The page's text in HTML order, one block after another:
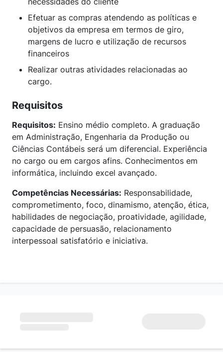
Efetuar as compras atendendo as políticas e
objetivos da empresa em termos de giro,
margens de lucro e utilização de recursos
financeiros
Realizar outras atividades relacionadas ao
cargo.
Requisitos
Requisitos: Ensino médio completo. A graduação
em Administração, Engenharia da Produção ou
Ciências Contábeis será um diferencial. Experiência
no cargo ou em cargos afins. Conhecimentos em
informática, incluindo excel avançado.
Competências Necessárias: Responsabilidade,
comprometimento, foco, dinamismo, atenção, ética,
habilidades de negociação, proatividade, agilidade,
capacidade de persuasão, relacionamento
interpessoal satisfatório e iniciativa.